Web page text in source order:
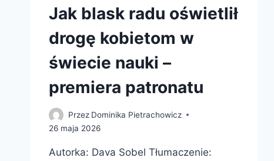
Jak blask radu oświetlił
drogę kobietom w
świecie nauki –
premiera patronatu
Przez Dominika Pietrachowicz
26 maja 2026
Autorka: Dava Sobel Tłumaczenie: